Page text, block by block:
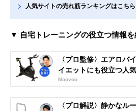
人気サイトの売れ筋ランキングはこちら
▼ 自宅トレーニングの役立つ情報を
〈プロ監修〉エアロバ
イエットにも役立つ人
Moovoo
〈プロ解説〉静かなル